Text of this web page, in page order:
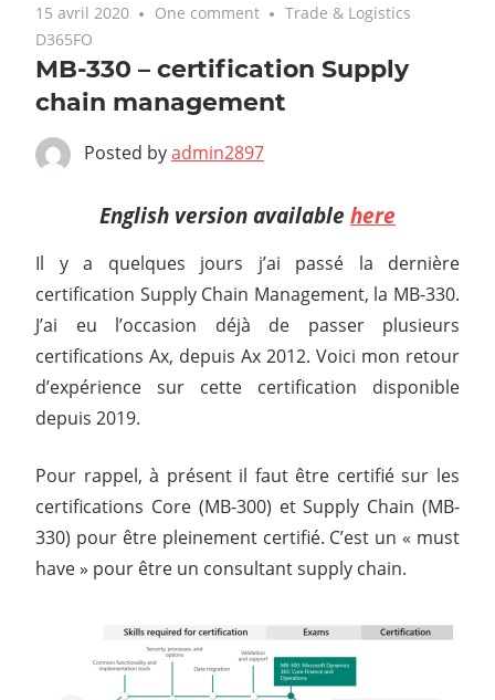
15 avril 2020 One comment
Trade & Logistics
D365FO
MB-330 – certification Supply
chain management
Posted byadmin2897
English version available here
Il y a quelques jours j’ai passé la dernière
certification Supply Chain Management, la MB-330.
J’ai eu l’occasion déjà de passer plusieurs
certifications Ax, depuis Ax 2012. Voici mon retour
d’expérience sur cette certification disponible
depuis 2019.
Pour rappel, à présent il faut être certifié sur les
certifications Core (MB-300) et Supply Chain (MB-
330) pour être pleinement certifié. C’est un « must
have » pour être un consultant supply chain.